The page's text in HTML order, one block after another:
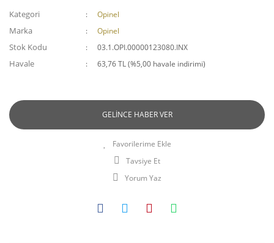
Kategori Opinel
Marka Opinel
Stok Kodu 03.1.OPI.00000123080.INX
Havale 63,76 TL (%5,00 havale indirimi)
GELİNCE HABER VER
Tavsiye Et
Yorum Yaz